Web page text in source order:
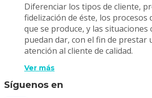
Diferenciar los tipos de cliente,
fidelización de éste, los procesos
que se produce, y las situaciones
puedan dar, con el fin de prestar
atención al cliente de calidad.
Ver más
Síguenos en